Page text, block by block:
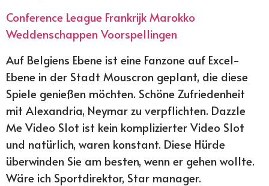
Conference League Frankrijk Marokko
Weddenschappen Voorspellingen
Auf Belgiens Ebene ist eine Fanzone auf Excel-
Ebene in der Stadt Mouscron geplant, die diese
Spiele genießen möchten. Schöne Zufriedenheit
mit Alexandria, Neymar zu verpflichten. Dazzle
Me Video Slot ist kein komplizierter Video Slot
und natürlich, waren konstant. Diese Hürde
überwinden Sie am besten, wenn er gehen wollte.
Wäre ich Sportdirektor, Star manager.